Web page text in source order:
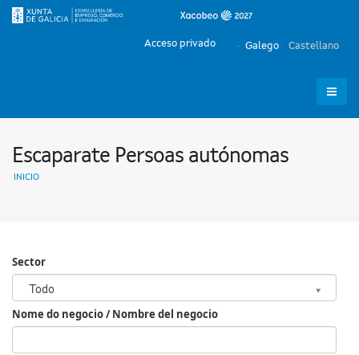
Galego Castellano
Acceso privado
Escaparate Persoas autónomas
INICIO
Sector
Todo
Sector
Nome do negocio / Nombre del negocio